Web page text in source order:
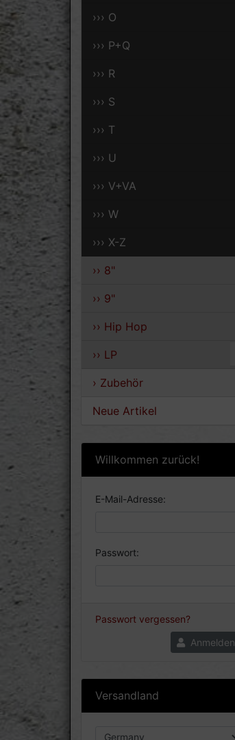
››› O
››› P+Q
››› R
››› S
››› T
››› U
››› V+VA
››› W
››› X-Z
›› 8"
›› 9"
›› Hip Hop
›› LP
› Zubehör
Neue Artikel
Willkommen zurück!
E-Mail-Adresse:
Passwort:
Passwort vergessen?
Anmelden
Versandland